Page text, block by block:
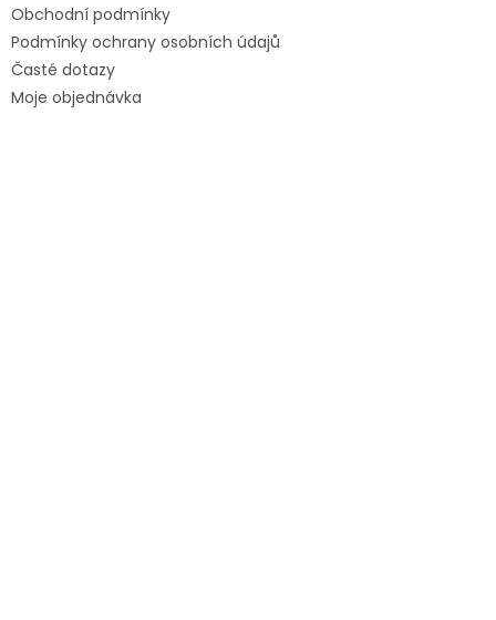
Obchodní podmínky
Podmínky ochrany osobních údajů
Časté dotazy
Moje objednávka